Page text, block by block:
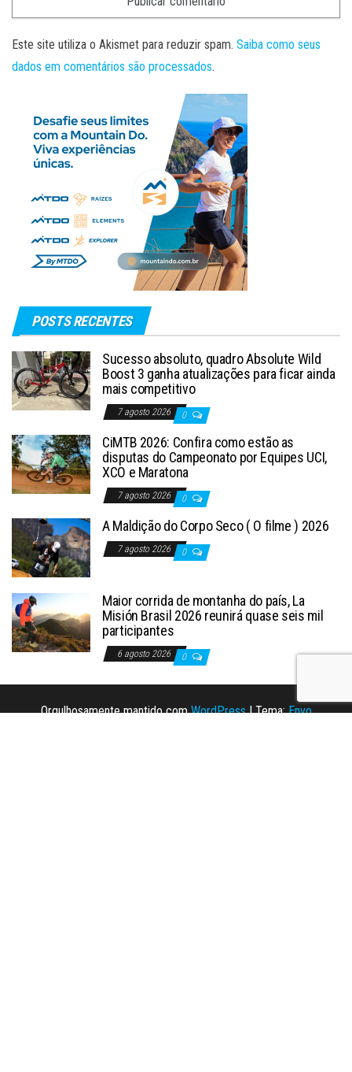
Este site utiliza o Akismet para reduzir spam. Saiba como seus
dados em comentários são processados.
POSTS RECENTES
Sucesso absoluto, quadro Absolute Wild
Boost 3 ganha atualizações para ficar ainda
mais competitivo
7 agosto 2026 0
CiMTB 2026: Confira como estão as
disputas do Campeonato por Equipes UCI,
XCO e Maratona
7 agosto 2026 0
A Maldição do Corpo Seco ( O filme ) 2026
7 agosto 2026 0
Maior corrida de montanha do país, La
Misión Brasil 2026 reunirá quase seis mil
participantes
6 agosto 2026 0
Orgulhosamente mantido comWordPress |Tema:Envo